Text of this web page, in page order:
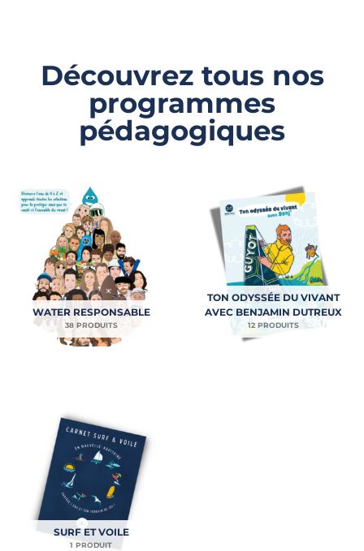
Découvrez tous nos
programmes
pédagogiques
WATER RESPONSABLE
38 PRODUITS
TON ODYSSÉE DU VIVANT
AVEC BENJAMIN DUTREUX
12 PRODUITS
SURF ET VOILE
1 PRODUIT